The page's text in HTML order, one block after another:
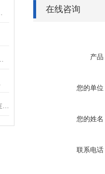
在线咨询
产品
您的单位
您的姓名
联系电话